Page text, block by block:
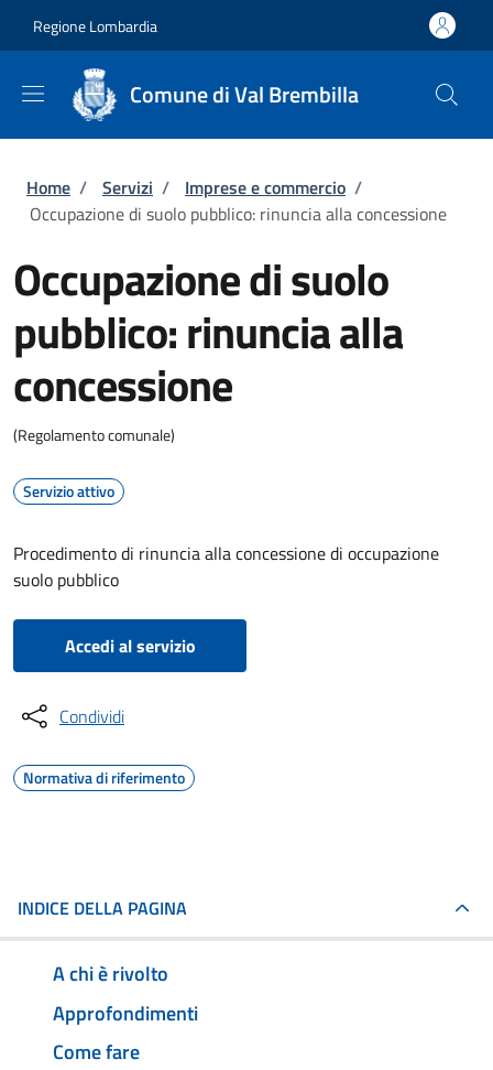
Regione Lombardia
Comune di Val Brembilla
Briciole di pane
Home / Servizi / Imprese e commercio /
Occupazione di suolo pubblico: rinuncia alla concessione
Occupazione di suolo
pubblico: rinuncia alla
concessione
(Regolamento comunale)
Servizio attivo
Procedimento di rinuncia alla concessione di occupazione
suolo pubblico
Accedi al servizio
Condividi
Normativa di riferimento
INDICE DELLA PAGINA
A chi è rivolto
Approfondimenti
Come fare